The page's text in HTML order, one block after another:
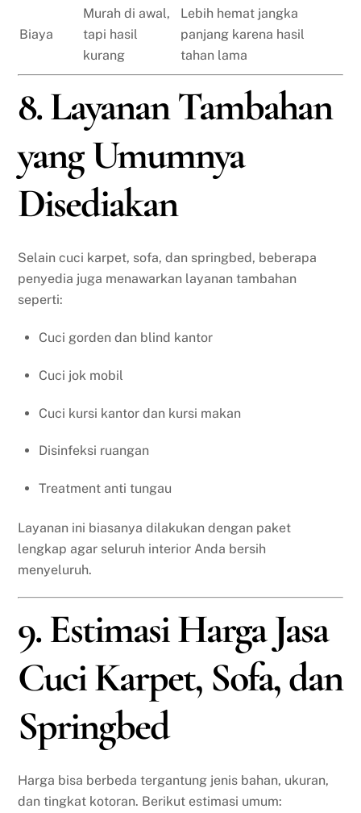
Biaya
Murah di awal,
tapi hasil
kurang
Lebih hemat jangka
panjang karena hasil
tahan lama
8. Layanan Tambahan
yang Umumnya
Disediakan
Selain cuci karpet, sofa, dan springbed, beberapa
penyedia juga menawarkan layanan tambahan
seperti:
Cuci gorden dan blind kantor
Cuci jok mobil
Cuci kursi kantor dan kursi makan
Disinfeksi ruangan
Treatment anti tungau
Layanan ini biasanya dilakukan dengan paket
lengkap agar seluruh interior Anda bersih
menyeluruh.
9. Estimasi Harga Jasa
Cuci Karpet, Sofa, dan
Springbed
Harga bisa berbeda tergantung jenis bahan, ukuran,
dan tingkat kotoran. Berikut estimasi umum: